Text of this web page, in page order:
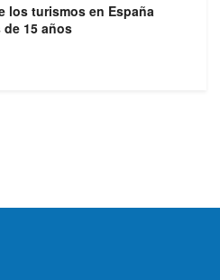
los turismos en España
15 años